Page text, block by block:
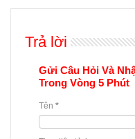
Trả lời
Gửi Câu Hỏi Và
Trong Vòng 5 Phút
Tên *